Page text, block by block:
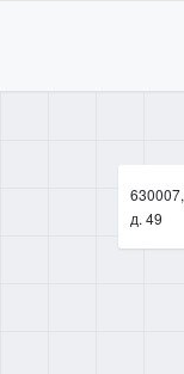
д. 49